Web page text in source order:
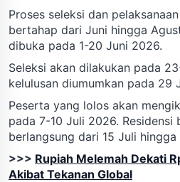
Proses seleksi dan
bertahap dari Juni hingga
dibuka pada 1-20 Juni 2026.
Seleksi akan dilakukan pada
kelulusan diumumkan pada 29
Peserta yang lolos akan
pada 7-10 Juli 2026. Residensi
berlangsung dari 15 Juli
>>> Rupiah Melemah Dekati
Akibat Tekanan Global